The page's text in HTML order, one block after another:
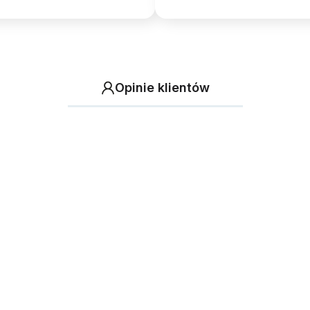
Opinie klientów